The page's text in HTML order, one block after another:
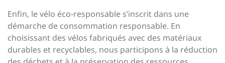
Enfin, le vélo éco-responsable s’inscrit dans une
démarche de consommation responsable. En
choisissant des vélos fabriqués avec des matériaux
durables et recyclables, nous participons à la réduction